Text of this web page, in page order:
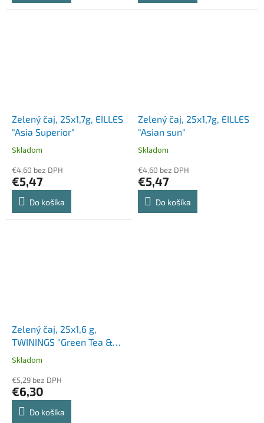
Zelený čaj, 25x1,7g, EILLES
"Asia Superior"
Skladom
€4,60 bez DPH
€5,47
Do košíka
Zelený čaj, 25x1,7g, EILLES
"Asian sun"
Skladom
€4,60 bez DPH
€5,47
Do košíka
Zelený čaj, 25x1,6 g,
TWININGS "Green Tea &
Lemon”
Skladom
€5,29 bez DPH
€6,30
Do košíka